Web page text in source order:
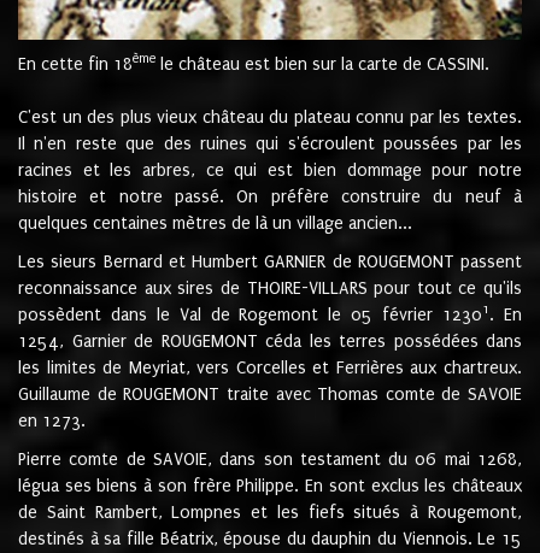
En cette fin 18ème le château est bien sur la carte de CASSINI.
C'est un des plus vieux château du plateau connu par les textes.
Il n'en reste que des ruines qui s'écroulent poussées par les
racines et les arbres, ce qui est bien dommage pour notre
histoire et notre passé. On préfère construire du neuf à
quelques centaines mètres de là un village ancien...
Les sieurs Bernard et Humbert GARNIER de ROUGEMONT passent
reconnaissance aux sires de THOIRE-VILLARS pour tout ce qu'ils
possèdent dans le Val de Rogemont le 05 février 12301 . En
1254, Garnier de ROUGEMONT céda les terres possédées dans
les limites de Meyriat, vers Corcelles et Ferrières aux chartreux.
Guillaume de ROUGEMONT traite avec Thomas comte de SAVOIE
en 1273.
Pierre comte de SAVOIE, dans son testament du 06 mai 1268,
légua ses biens à son frère Philippe. En sont exclus les châteaux
de Saint Rambert, Lompnes et les fiefs situés à Rougemont,
destinés à sa fille Béatrix, épouse du dauphin du Viennois. Le 15